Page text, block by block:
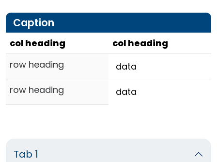
Caption
col heading
col heading
row heading
data
row heading
data
Tab 1